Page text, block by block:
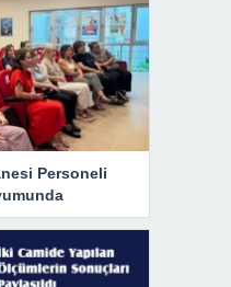
Personeli